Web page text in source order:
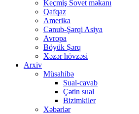
Keçmiş Sovet məkanı
Qafqaz
Amerika
Cənub-Şərqi Asiya
Avropa
Böyük Şərq
Xəzər hövzəsi
Arxiv
Müsahibə
Sual-cavab
Çətin sual
Bizimkiler
Xəbərlər